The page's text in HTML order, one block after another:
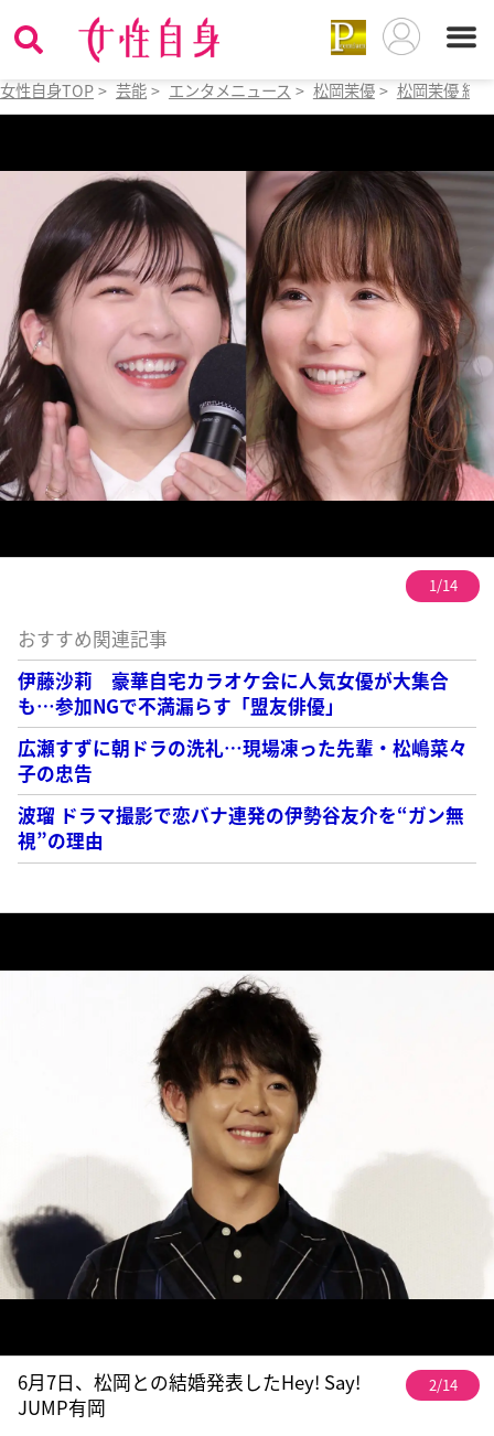
女性自身TOP > 芸能 > エンタメニュース > 松岡茉優 > 松岡茉優 結
1/14
おすすめ関連記事
伊藤沙莉 豪華自宅カラオケ会に人気女優が大集合
も…参加NGで不満漏らす「盟友俳優」
広瀬すずに朝ドラの洗礼…現場凍った先輩・松嶋菜々
子の忠告
波瑠 ドラマ撮影で恋バナ連発の伊勢谷友介を“ガン無
視”の理由
6月7日、松岡との結婚発表したHey! Say!
JUMP有岡
2/14